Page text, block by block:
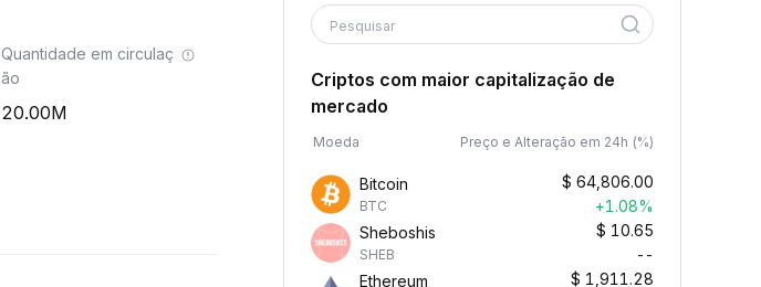
Quantidade em circulaç
ão
20.00M
Pesquisar
Criptos com maior capitalização de
mercado
Moeda Preço e Alteração em 24h (%)
Bitcoin
BTC
$ 64,806.00
+1.08%
Sheboshis
SHEB
$ 10.65
--
Ethereum
$ 1,911.28